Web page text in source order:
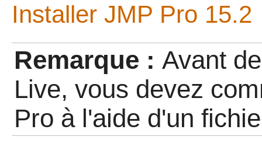
Installer JMP Pro 15.2
Remarque : Avant
Live, vous devez
Pro à l'aide d'un